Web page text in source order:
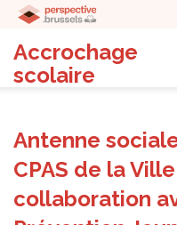
Accrochage
scolaire
Antenne
CPAS de la
collaboration